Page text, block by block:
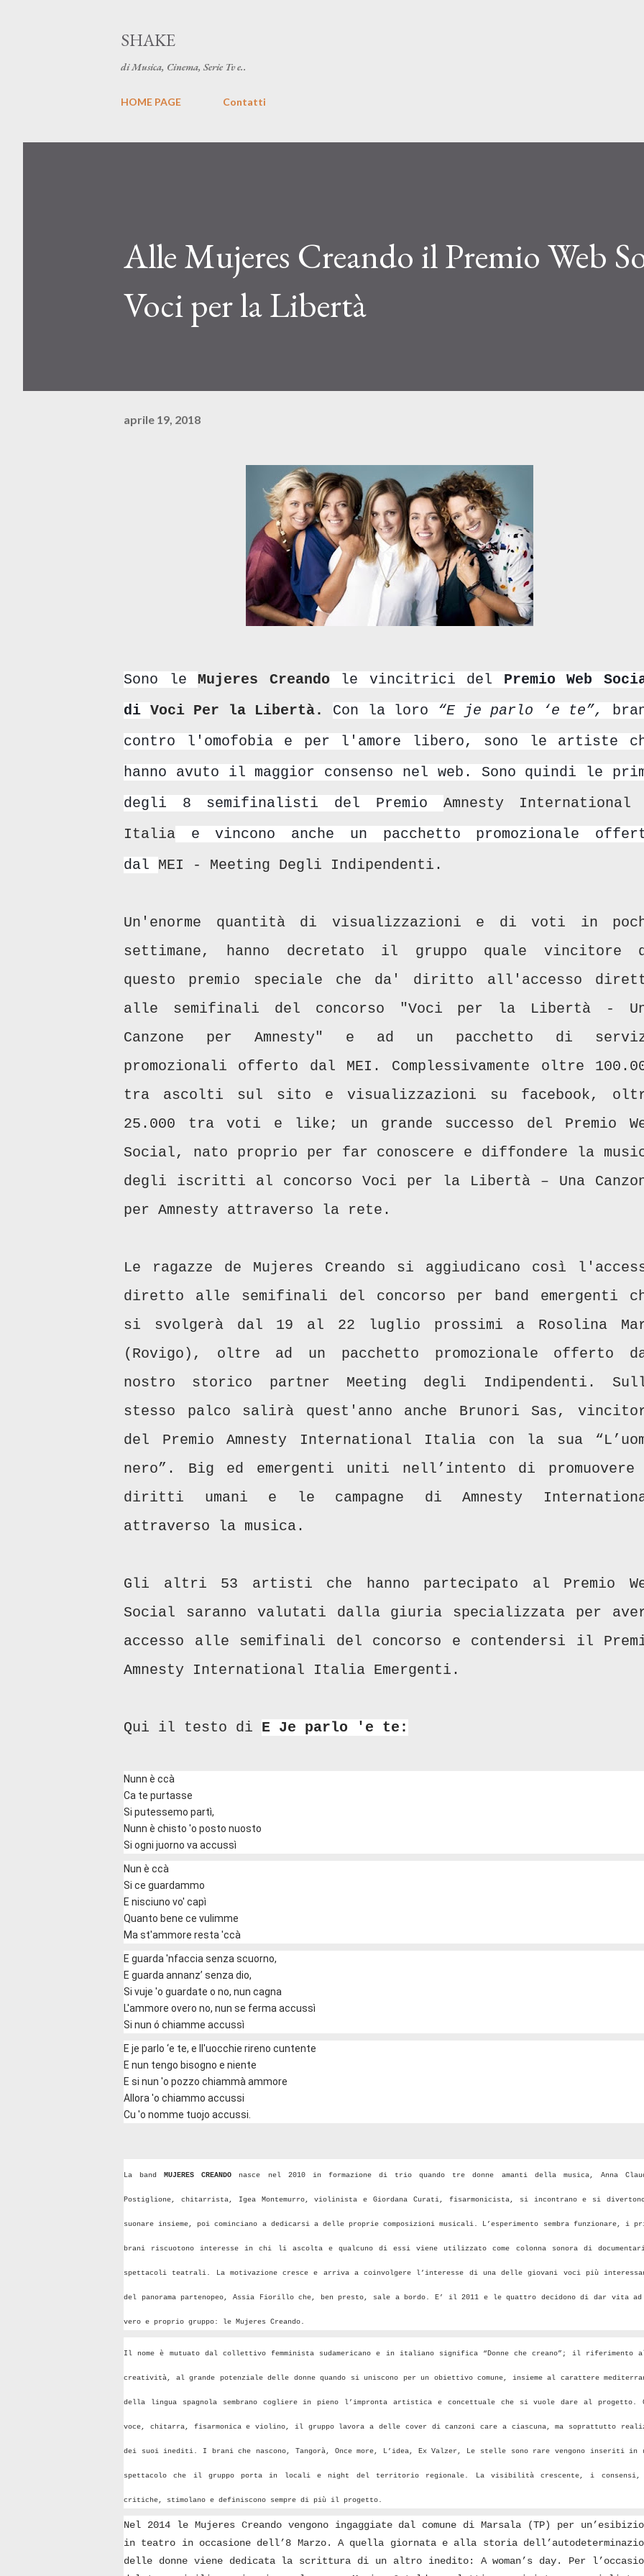
SHAKE
di Musica, Cinema, Serie Tv e..
HOME PAGE Contatti
Alle Mujeres Creando il Premio Web
Voci per la Libertà
aprile 19, 2018
Sono le Mujeres Creando le vincitrici del Premio Web
di Voci Per la Libertà. Con la loro “E je parlo ‘e te”,
contro l'omofobia e per l'amore libero, sono le artiste
hanno avuto il maggior consenso nel web. Sono quindi le
degli 8 semifinalisti del Premio Amnesty International
Italia e vincono anche un pacchetto promozionale
dal MEI - Meeting Degli Indipendenti.
Un'enorme quantità di visualizzazioni e di voti in
settimane, hanno decretato il gruppo quale vincitore
questo premio speciale che da' diritto all'accesso
alle semifinali del concorso "Voci per la Libertà -
Canzone per Amnesty" e ad un pacchetto di
promozionali offerto dal MEI. Complessivamente oltre
tra ascolti sul sito e visualizzazioni su facebook,
25.000 tra voti e like; un grande successo del Premio
Social, nato proprio per far conoscere e diffondere la
degli iscritti al concorso Voci per la Libertà – Una
per Amnesty attraverso la rete.
Le ragazze de Mujeres Creando si aggiudicano così
diretto alle semifinali del concorso per band emergenti
si svolgerà dal 19 al 22 luglio prossimi a Rosolina
(Rovigo), oltre ad un pacchetto promozionale offerto
nostro storico partner Meeting degli Indipendenti.
stesso palco salirà quest'anno anche Brunori Sas,
del Premio Amnesty International Italia con la sua
nero”. Big ed emergenti uniti nell’intento di
diritti umani e le campagne di Amnesty
attraverso la musica.
Gli altri 53 artisti che hanno partecipato al Premio
Social saranno valutati dalla giuria specializzata per
accesso alle semifinali del concorso e contendersi il
Amnesty International Italia Emergenti.
Qui il testo di E Je parlo 'e te:
Nunn è ccà
Ca te purtasse
Si putessemo partì,
Nunn è chisto 'o posto nuosto
Si ogni juorno va accussì
Nun è ccà
Si ce guardammo
E nisciuno vo' capì
Quanto bene ce vulimme
Ma st'ammore resta 'ccà
E guarda 'nfaccia senza scuorno,
E guarda annanz’ senza dio,
Si vuje 'o guardate o no, nun cagna
L'ammore overo no, nun se ferma accussì
Si nun ó chiamme accussì
E je parlo ‘e te, e ll'uocchie rireno cuntente
E nun tengo bisogno e niente
E si nun 'o pozzo chiammà ammore
Allora 'o chiammo accussi
Cu 'o nomme tuojo accussi.
La band MUJERES CREANDO nasce nel 2010 in formazione di trio quando tre donne amanti della musica, Anna
Postiglione, chitarrista, Igea Montemurro, violinista e Giordana Curati, fisarmonicista, si incontrano e si
suonare insieme, poi cominciano a dedicarsi a delle proprie composizioni musicali. L’esperimento sembra funzionare, i
brani riscuotono interesse in chi li ascolta e qualcuno di essi viene utilizzato come colonna sonora di
spettacoli teatrali. La motivazione cresce e arriva a coinvolgere l’interesse di una delle giovani voci più
del panorama partenopeo, Assia Fiorillo che, ben presto, sale a bordo. E’ il 2011 e le quattro decidono di dar vita ad
vero e proprio gruppo: le Mujeres Creando.
Il nome è mutuato dal collettivo femminista sudamericano e in italiano significa “Donne che creano”; il riferimento
creatività, al grande potenziale delle donne quando si uniscono per un obiettivo comune, insieme al carattere
della lingua spagnola sembrano cogliere in pieno l’impronta artistica e concettuale che si vuole dare al progetto.
voce, chitarra, fisarmonica e violino, il gruppo lavora a delle cover di canzoni care a ciascuna, ma soprattutto
dei suoi inediti. I brani che nascono, Tangorà, Once more, L’idea, Ex Valzer, Le stelle sono rare vengono inseriti in
spettacolo che il gruppo porta in locali e night del territorio regionale. La visibilità crescente, i
critiche, stimolano e definiscono sempre di più il progetto.
Nel 2014 le Mujeres Creando vengono ingaggiate dal comune di Marsala (TP) per
in teatro in occasione dell’8 Marzo. A quella giornata e alla storia
delle donne viene dedicata la scrittura di un altro inedito: A woman’s day. Per